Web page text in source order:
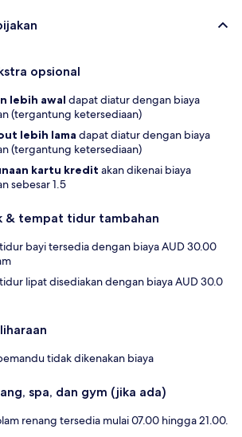
opsional
lebih awal dapat diatur dengan biaya
(tergantung ketersediaan)
lebih lama dapat diatur dengan biaya
(tergantung ketersediaan)
kartu kredit akan dikenai biaya
sebesar 1.5
& tempat tidur tambahan
bayi tersedia dengan biaya AUD 30.00
lipat disediakan dengan biaya AUD 30.0
tidak dikenakan biaya
spa, dan gym (jika ada)
renang tersedia mulai 07.00 hingga 21.00.